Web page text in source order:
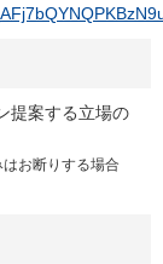
提案する立場の
お断りする場合